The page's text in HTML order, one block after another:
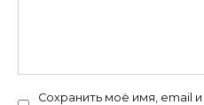
Сохранить моё имя, email